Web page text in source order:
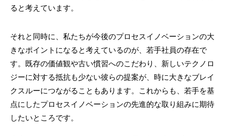
ると考えています。
それと同時に、私たちが今後のプロセスイノベーションの大
きなポイントになると考えているのが、若手社員の存在で
す。既存の価値観や古い慣習へのこだわり、新しいテクノロ
ジーに対する抵抗も少ない彼らの提案が、時に大きなブレイ
クスルーにつながることもあります。これからも、若手を基
点にしたプロセスイノベーションの先進的な取り組みに期待
したいところです。